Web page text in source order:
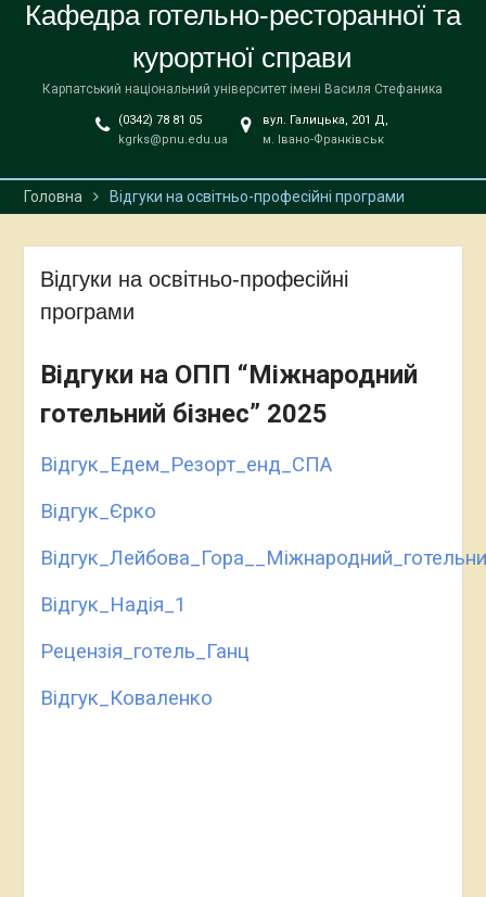
Кафедра готельно-ресторанної та
курортної справи
Карпатський національний університет імені Василя Стефаника
(0342) 78 81 05
kgrks@pnu.edu.ua
вул. Галицька, 201 Д,
м. Івано-Франківськ
Головна Відгуки на освітньо-професійні програми
Відгуки на освітньо-професійні
програми
Відгуки на ОПП “Міжнародний
готельний бізнес” 2025
Відгук_Едем_Резорт_енд_СПА
Відгук_Єрко
Відгук_Надія_1
Рецензія_готель_Ганц
Відгук_Коваленко